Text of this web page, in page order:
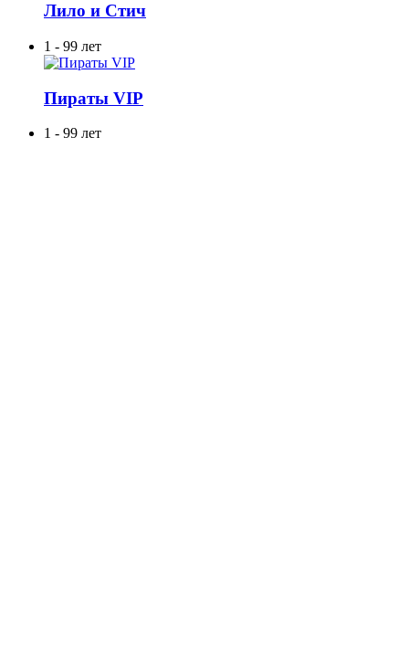
Лило и Стич
1 - 99 лет
Пираты VIP
1 - 99 лет